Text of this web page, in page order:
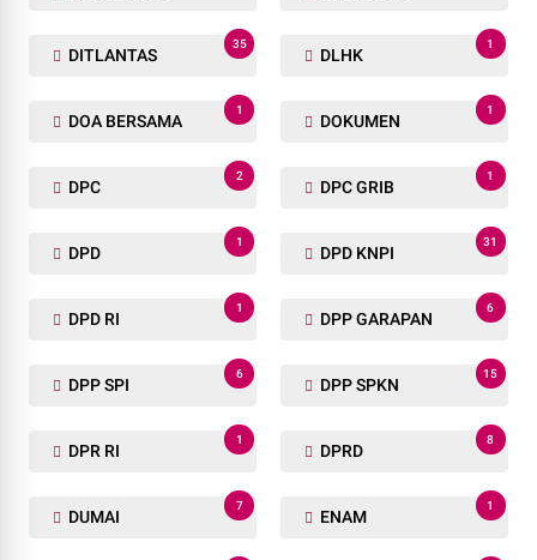
DITLANTAS
35
DLHK
1
DOA BERSAMA
1
DOKUMEN
1
DPC
2
DPC GRIB
1
DPD
1
DPD KNPI
31
DPD RI
1
DPP GARAPAN
6
DPP SPI
6
DPP SPKN
15
DPR RI
1
DPRD
8
DUMAI
7
ENAM
1